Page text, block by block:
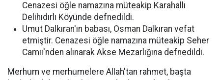
Cenazesi öğle namazına müteakip Karahallı
Delihıdırlı Köyünde defnedildi.
Umut Dalkıran'ın babası, Osman Dalkıran vefat
etmiştir. Cenazesi öğle namazına müteakip Seher
Camii'nden alınarak Akse Mezarlığına defnedildi.
Merhum ve merhumelere Allah'tan rahmet, başta